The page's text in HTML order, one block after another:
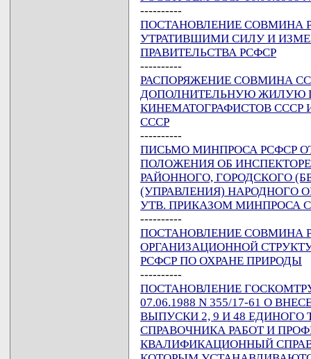
----------
ПОСТАНОВЛЕНИЕ СОВМИНА
УТРАТИВШИМИ СИЛУ И
ПРАВИТЕЛЬСТВА РСФСР
----------
РАСПОРЯЖЕНИЕ СОВМИНА
ДОПОЛНИТЕЛЬНУЮ ЖИЛУЮ
КИНЕМАТОГРАФИСТОВ СССР
СССР
----------
ПИСЬМО МИНПРОСА РСФСР ОТ
ПОЛОЖЕНИЯ ОБ
РАЙОННОГО, ГОРОДСКОГО
(УПРАВЛЕНИЯ) НАРОДНОГО
УТВ. ПРИКАЗОМ МИНПРОСА
----------
ПОСТАНОВЛЕНИЕ СОВМИНА
ОРГАНИЗАЦИОННОЙ
РСФСР ПО ОХРАНЕ ПРИРОДЫ
----------
ПОСТАНОВЛЕНИЕ
07.06.1988 N 355/17-61 О
ВЫПУСКИ 2, 9 И 48
СПРАВОЧНИКА РАБОТ И
КВАЛИФИКАЦИОННЫЙ